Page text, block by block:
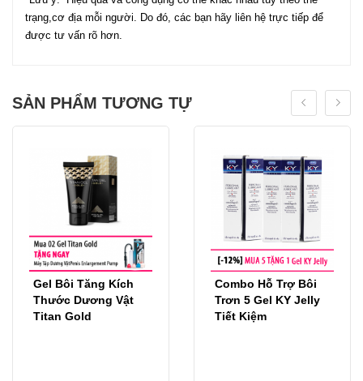
trạng,cơ địa mỗi người. Do đó, các bạn hãy liên hệ trực tiếp để
được tư vấn rõ hơn.
SẢN PHẨM TƯƠNG TỰ
Gel Bôi Tăng Kích
Thước Dương Vật
Titan Gold
Combo Hỗ Trợ Bôi
Trơn 5 Gel KY Jelly
Tiết Kiệm